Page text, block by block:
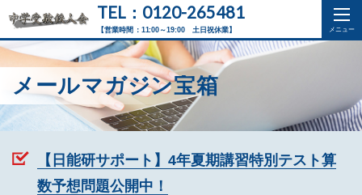
【営業時間：11:00～19:00 土日祝休業】
TEL：0120-265481
メールマガジン宝箱
【日能研サポート】4年夏期講習特別テスト算
数予想問題公開中！